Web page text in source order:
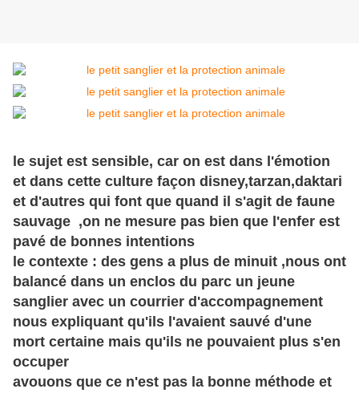
le sujet est sensible, car on est dans l'émotion
et dans cette culture façon disney,tarzan,daktari
et d'autres qui font que quand il s'agit de faune
sauvage ,on ne mesure pas bien que l'enfer est
pavé de bonnes intentions
le contexte : des gens a plus de minuit ,nous ont
balancé dans un enclos du parc un jeune
sanglier avec un courrier d'accompagnement
nous expliquant qu'ils l'avaient sauvé d'une
mort certaine mais qu'ils ne pouvaient plus s'en
occuper
avouons que ce n'est pas la bonne méthode et